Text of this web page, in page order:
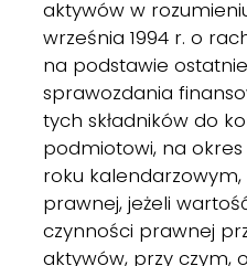
aktywów w
września 1994 r. o
na podstawie
sprawozdania
tych składników do
podmiotowi, na okres
roku
prawnej, jeżeli
czynności prawnej
aktywów, przy czym,